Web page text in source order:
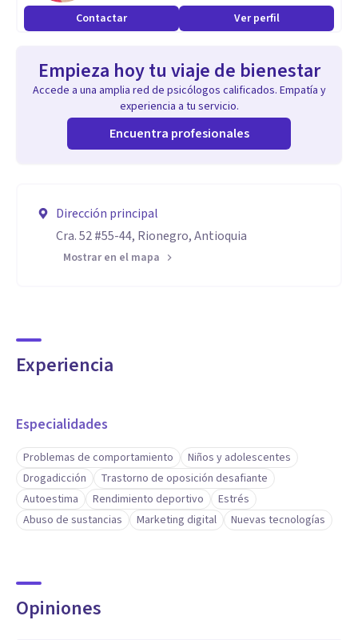
Contactar Ver perfil
Empieza hoy tu viaje de bienestar
Accede a una amplia red de psicólogos calificados. Empatía y
experiencia a tu servicio.
Encuentra profesionales
Dirección principal
Cra. 52 #55-44, Rionegro, Antioquia
Mostrar en el mapa
Experiencia
Especialidades
Problemas de comportamiento
Niños y adolescentes
Drogadicción
Trastorno de oposición desafiante
Autoestima
Rendimiento deportivo
Estrés
Abuso de sustancias
Marketing digital Nuevas tecnologías
Opiniones